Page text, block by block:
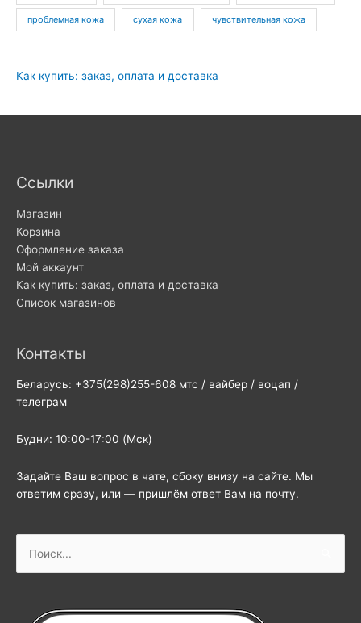
проблемная кожа сухая кожа чувствительная кожа
Как купить: заказ, оплата и доставка
Ссылки
Магазин
Корзина
Оформление заказа
Мой аккаунт
Как купить: заказ, оплата и доставка
Список магазинов
Контакты
Беларусь: +375(298)255-608 мтс / вайбер / воцап /
телеграм
Будни: 10:00-17:00 (Мск)
Задайте Ваш вопрос в чате, сбоку внизу на сайте. Мы
ответим сразу, или — пришлём ответ Вам на почту.